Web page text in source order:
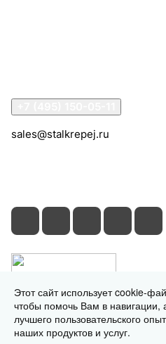
sales@stalkrepej.ru
© 2026 © 2026 © СтальКрепеж -
Этот сайт использует cookie-
чтобы помочь Вам в навигации,
лучшего пользовательского
наших продуктов и услуг.